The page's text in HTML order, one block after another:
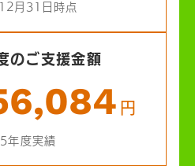
月31日時点
のご支援金額
円
年度実績